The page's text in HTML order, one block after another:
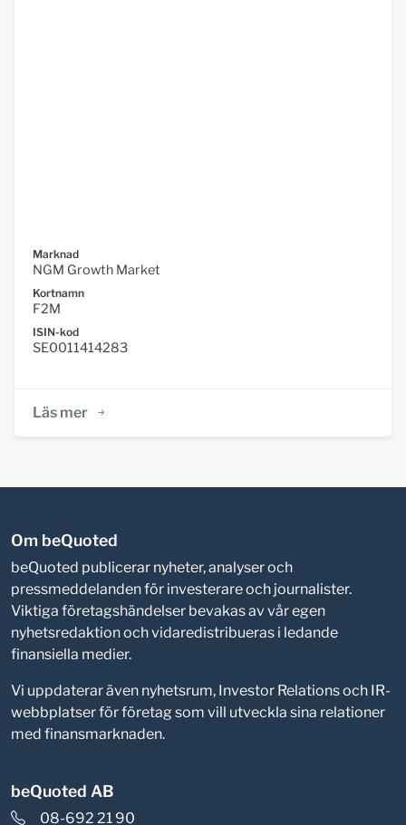
Marknad
NGM Growth Market
Kortnamn
F2M
ISIN-kod
SE0011414283
Läs mer
Om beQuoted
beQuoted publicerar nyheter, analyser och
pressmeddelanden för investerare och journalister.
Viktiga företagshändelser bevakas av vår egen
nyhetsredaktion och vidaredistribueras i ledande
finansiella medier.
Vi uppdaterar även nyhetsrum, Investor Relations och IR-
webbplatser för företag som vill utveckla sina relationer
med finansmarknaden.
beQuoted AB
08-692 21 90